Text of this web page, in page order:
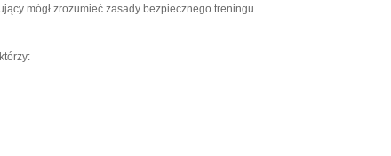
mógł zrozumieć zasady bezpiecznego treningu.